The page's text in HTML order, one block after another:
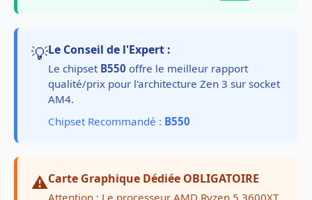
💡Le Conseil de l'Expert :
Le chipset B550 offre le meilleur rapport
qualité/prix pour l'architecture Zen 3 sur socket
AM4.
Chipset Recommandé : B550
⚠️Carte Graphique Dédiée OBLIGATOIRE
Attention : Le processeur AMD Ryzen 5 3600XT